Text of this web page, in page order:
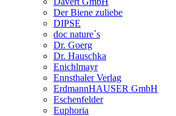
Der Biene zuliebe
DIPSE
doc nature´s
Dr. Goerg
Dr. Hauschka
Enichlmayr
Ennsthaler Verlag
ErdmannHAUSER GmbH
Eschenfelder
Euphoria